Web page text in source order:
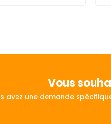
Vous
avez une demande